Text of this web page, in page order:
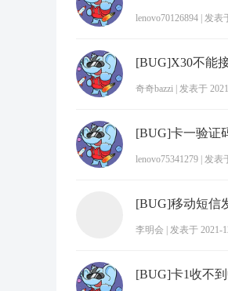
lenovo70126894 发表
[BUG]X30不能
奇奇bazzi 发表于
[BUG]卡一验证
lenovo75341279 发表
[BUG]移动短信
李明会 发表于 2021-
[BUG]卡1收不